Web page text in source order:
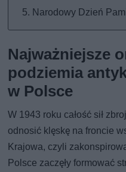
Narodowy Dzień
Najważniejsze
podziemia
w Polsce
W 1943 roku całość sił
odnosić klęskę na froncie
Krajowa, czyli
Polsce zaczęły formować